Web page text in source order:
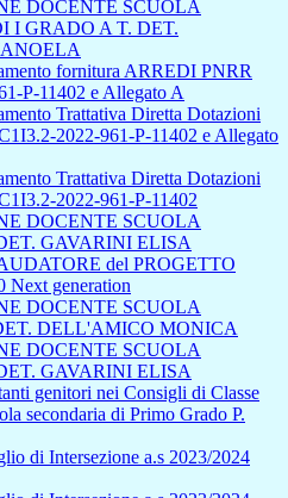
DOCENTE SCUOLA
I GRADO A T. DET.
fornitura ARREDI PNRR
P-11402 e Allegato A
Trattativa Diretta Dotazioni
2022-961-P-11402 e Allegato
Trattativa Diretta Dotazioni
2022-961-P-11402
DOCENTE SCUOLA
GAVARINI ELISA
del PROGETTO
Next generation
DOCENTE SCUOLA
DELL'AMICO MONICA
DOCENTE SCUOLA
GAVARINI ELISA
genitori nei Consigli di Classe
secondaria di Primo Grado P.
di Intersezione a.s 2023/2024